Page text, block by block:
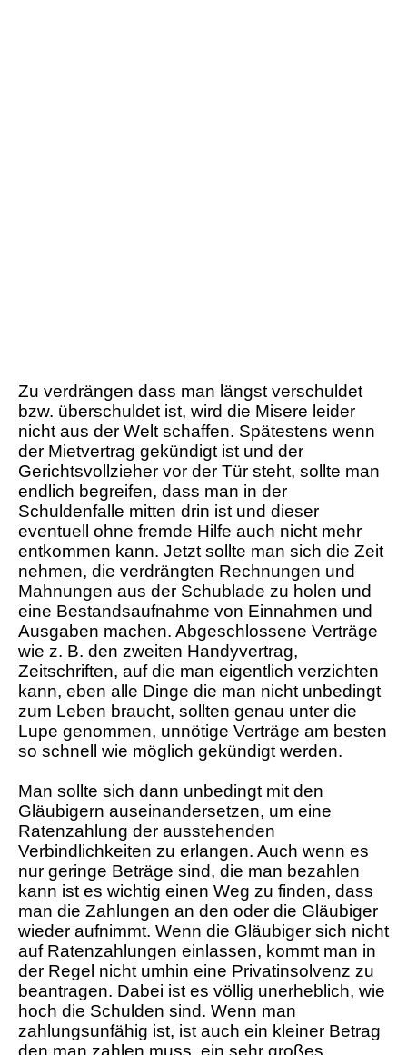
Zu verdrängen dass man längst verschuldet
bzw. überschuldet ist, wird die Misere leider
nicht aus der Welt schaffen. Spätestens wenn
der Mietvertrag gekündigt ist und der
Gerichtsvollzieher vor der Tür steht, sollte man
endlich begreifen, dass man in der
Schuldenfalle mitten drin ist und dieser
eventuell ohne fremde Hilfe auch nicht mehr
entkommen kann. Jetzt sollte man sich die Zeit
nehmen, die verdrängten Rechnungen und
Mahnungen aus der Schublade zu holen und
eine Bestandsaufnahme von Einnahmen und
Ausgaben machen. Abgeschlossene Verträge
wie z. B. den zweiten Handyvertrag,
Zeitschriften, auf die man eigentlich verzichten
kann, eben alle Dinge die man nicht unbedingt
zum Leben braucht, sollten genau unter die
Lupe genommen, unnötige Verträge am besten
so schnell wie möglich gekündigt werden.
Man sollte sich dann unbedingt mit den
Gläubigern auseinandersetzen, um eine
Ratenzahlung der ausstehenden
Verbindlichkeiten zu erlangen. Auch wenn es
nur geringe Beträge sind, die man bezahlen
kann ist es wichtig einen Weg zu finden, dass
man die Zahlungen an den oder die Gläubiger
wieder aufnimmt. Wenn die Gläubiger sich nicht
auf Ratenzahlungen einlassen, kommt man in
der Regel nicht umhin eine Privatinsolvenz zu
beantragen. Dabei ist es völlig unerheblich, wie
hoch die Schulden sind. Wenn man
zahlungsunfähig ist, ist auch ein kleiner Betrag